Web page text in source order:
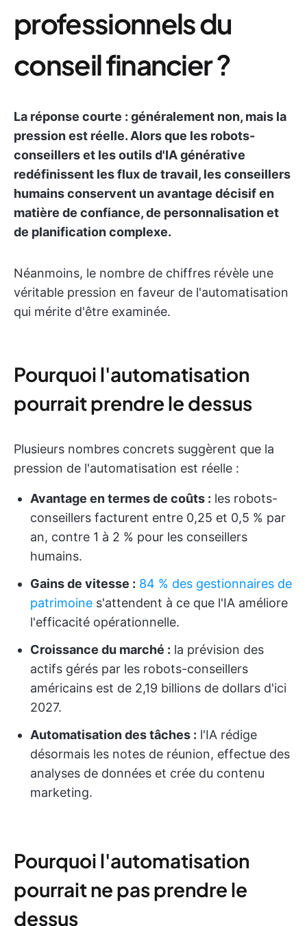
professionnels du
conseil financier ?
La réponse courte : généralement non, mais la
pression est réelle. Alors que les robots-
conseillers et les outils d'IA générative
redéfinissent les flux de travail, les conseillers
humains conservent un avantage décisif en
matière de confiance, de personnalisation et
de planification complexe.
Néanmoins, le nombre de chiffres révèle une
véritable pression en faveur de l'automatisation
qui mérite d'être examinée.
Pourquoi l'automatisation
pourrait prendre le dessus
Plusieurs nombres concrets suggèrent que la
pression de l'automatisation est réelle :
Avantage en termes de coûts : les robots-
conseillers facturent entre 0,25 et 0,5 % par
an, contre 1 à 2 % pour les conseillers
humains.
Gains de vitesse : 84 % des gestionnaires de
patrimoine s'attendent à ce que l'IA améliore
l'efficacité opérationnelle.
Croissance du marché : la prévision des
actifs gérés par les robots-conseillers
américains est de 2,19 billions de dollars d'ici
2027.
Automatisation des tâches : l'IA rédige
désormais les notes de réunion, effectue des
analyses de données et crée du contenu
marketing.
Pourquoi l'automatisation
pourrait ne pas prendre le
dessus